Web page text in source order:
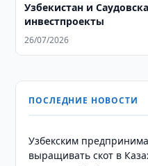
Узбекистан и
инвестпроекты
26/07/2026
ПОСЛЕДНИЕ НОВОСТИ
Узбекским
выращивать скот в